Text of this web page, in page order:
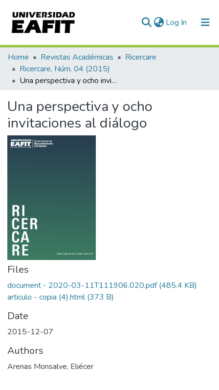
Log In (current)
Communities & Collections
All of DSpace
Home Revistas Académicas
Ricercare
Ricercare, Núm. 04 (2015)
Una perspectiva y ocho invitaciones al diálogo
Una perspectiva y ocho
invitaciones al diálogo
Files
document - 2020-03-11T111906.020.pdf(485.4 KB)
articulo - copia (4).html(373 B)
Date
2015-12-07
Authors
Arenas Monsalve, Eliécer